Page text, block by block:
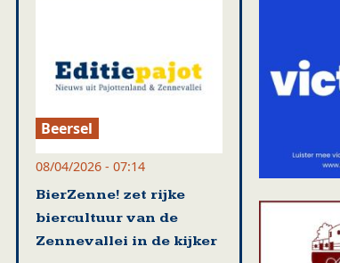
Beersel
08/04/2026 - 07:14
BierZenne! zet rijke
biercultuur van de
Zennevallei in de kijker